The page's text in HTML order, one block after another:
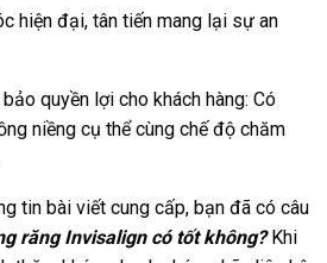
hiện đại, tân tiến mang lại sự an
quyền lợi cho khách hàng: Có
niềng cụ thể cùng chế độ chăm
tin bài viết cung cấp, bạn đã có câu
răng Invisalign có tốt không?Khi